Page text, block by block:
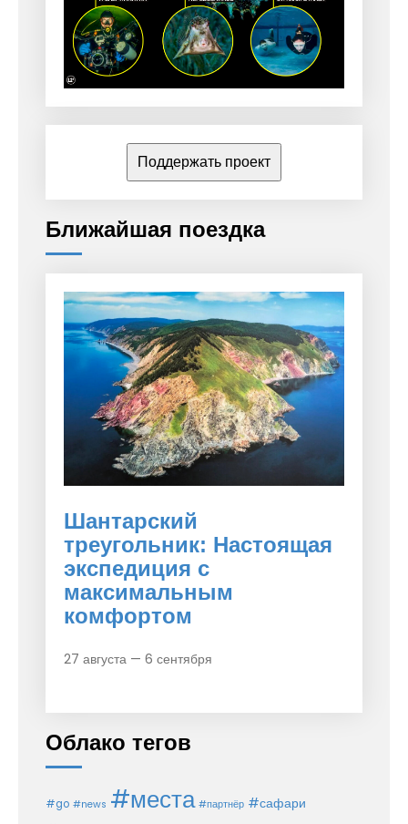
Поддержать проект
Ближайшая поездка
Шантарский
треугольник: Настоящая
экспедиция с
максимальным
комфортом
27 августа — 6 сентября
Облако тегов
#go #news #места #партнёр #сафари